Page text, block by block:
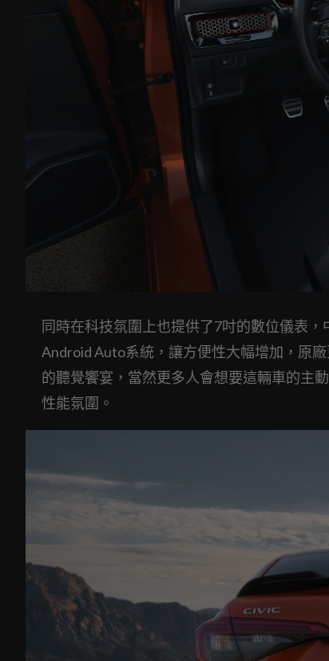
同時在科技氛圍上也提供了7吋的數位儀表
Android Auto系統，讓方便性大幅增加，原
的聽覺饗宴，當然更多人會想要這輛車的主
性能氛圍。